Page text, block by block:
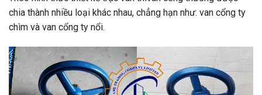
chia thành nhiều loại khác nhau, chẳng hạn như: van cổng ty
chìm và van cổng ty nổi.